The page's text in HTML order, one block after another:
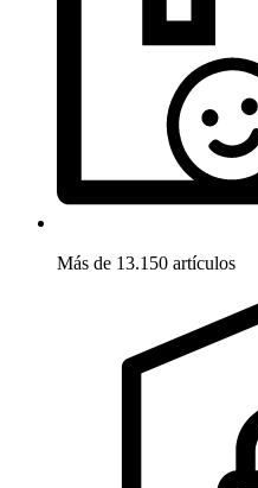
Más de 13.150 artículos